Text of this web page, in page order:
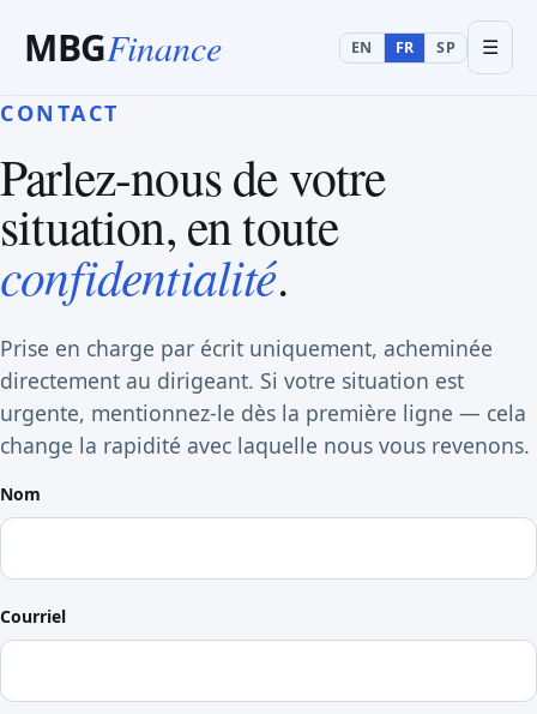
MBGFinance EN FR SP ☰
CONTACT
Parlez-nous de votre
situation, en toute
confidentialité.
Prise en charge par écrit uniquement, acheminée
directement au dirigeant. Si votre situation est
urgente, mentionnez-le dès la première ligne — cela
change la rapidité avec laquelle nous vous revenons.
Nom
Courriel